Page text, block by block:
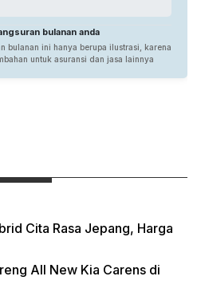
Cita Rasa Jepang, Harga
All New Kia Carens di